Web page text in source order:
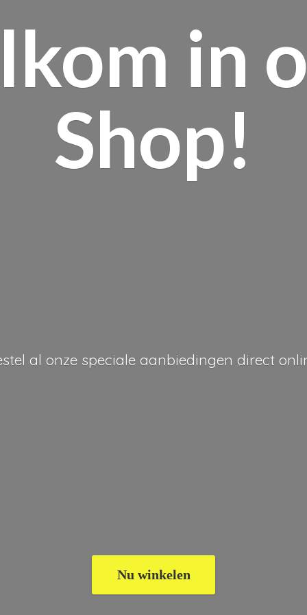
in
Shop!
al onze speciale aanbiedingen direct
Nu winkelen